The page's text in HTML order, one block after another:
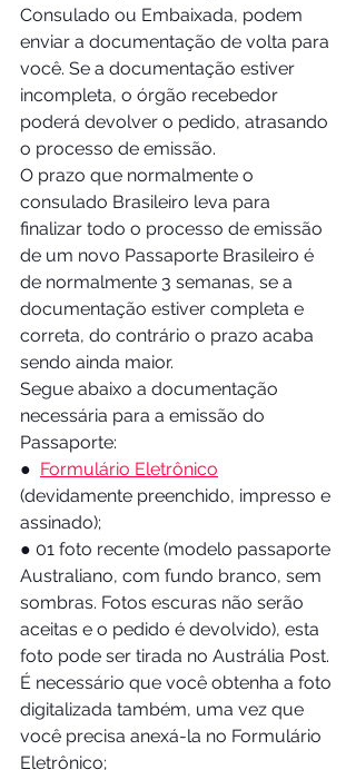
Consulado ou Embaixada, podem
enviar a documentação de volta para
você. Se a documentação estiver
incompleta, o órgão recebedor
poderá devolver o pedido, atrasando
o processo de emissão.
O prazo que normalmente o
consulado Brasileiro leva para
finalizar todo o processo de emissão
de um novo Passaporte Brasileiro é
de normalmente 3 semanas, se a
documentação estiver completa e
correta, do contrário o prazo acaba
sendo ainda maior.
Segue abaixo a documentação
necessária para a emissão do
Passaporte:
● Formulário Eletrônico
(devidamente preenchido, impresso e
assinado);
● 01 foto recente (modelo passaporte
Australiano, com fundo branco, sem
sombras. Fotos escuras não serão
aceitas e o pedido é devolvido), esta
foto pode ser tirada no Austrália Post.
É necessário que você obtenha a foto
digitalizada também, uma vez que
você precisa anexá-la no Formulário
Eletrônico;